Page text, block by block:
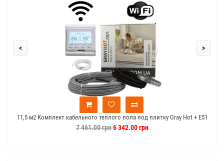
11,5 м2 Комплект кабельного теплого пола под плитку Gray Hot + E51
Wi-Fi
7 461.00 грн6 342.00 грн
< >